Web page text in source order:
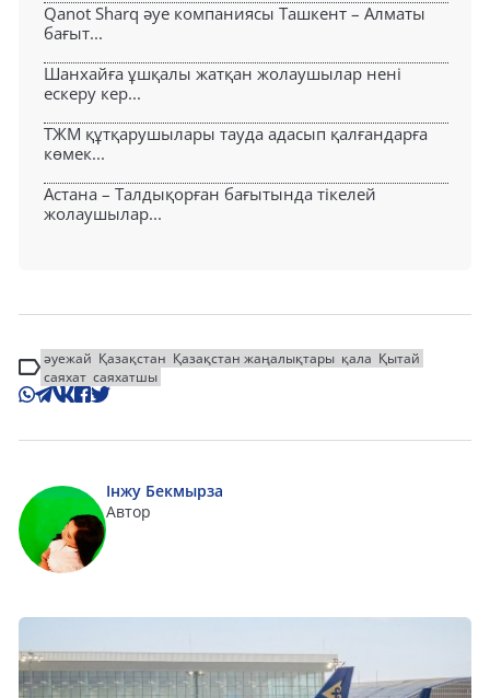
Qanot Sharq әуе компаниясы Ташкент – Алматы
бағыт...
Шанхайға ұшқалы жатқан жолаушылар нені
ескеру кер...
ТЖМ құтқарушылары тауда адасып қалғандарға
көмек...
Астана – Талдықорған бағытында тікелей
жолаушылар...
әуежай Қазақстан Қазақстан жаңалықтары қала Қытай
саяхат саяхатшы
Інжу Бекмырза
Автор